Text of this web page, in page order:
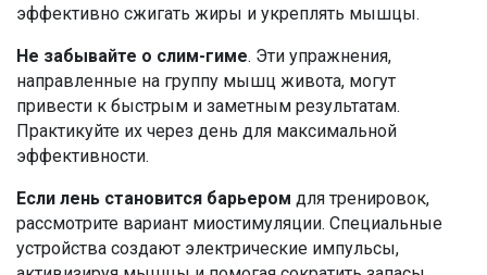
эффективно сжигать жиры и укреплять мышцы.
Не забывайте о слим-гиме. Эти упражнения,
направленные на группу мышц живота, могут
привести к быстрым и заметным результатам.
Практикуйте их через день для максимальной
эффективности.
Если лень становится барьером для тренировок,
рассмотрите вариант миостимуляции. Специальные
устройства создают электрические импульсы,